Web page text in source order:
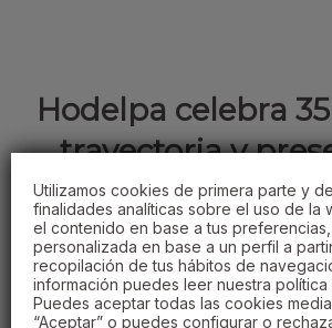
Utilizamos cookies de primera parte y
finalidades analíticas sobre el uso de la
el contenido en base a tus
personalizada en base a un perfil a
recopilación de tus hábitos de
información puedes leer nuestra
Puedes aceptar todas las cookies
“Aceptar” o puedes configurar o
Hodelpa celebra
trayectoria y
nueva identidad
Hodelpa
15/01/2026